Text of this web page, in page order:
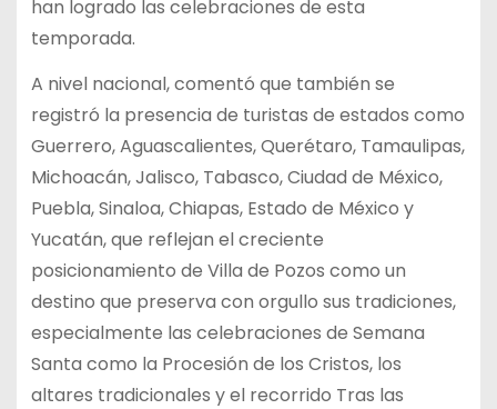
han logrado las celebraciones de esta
temporada.
A nivel nacional, comentó que también se
registró la presencia de turistas de estados como
Guerrero, Aguascalientes, Querétaro, Tamaulipas,
Michoacán, Jalisco, Tabasco, Ciudad de México,
Puebla, Sinaloa, Chiapas, Estado de México y
Yucatán, que reflejan el creciente
posicionamiento de Villa de Pozos como un
destino que preserva con orgullo sus tradiciones,
especialmente las celebraciones de Semana
Santa como la Procesión de los Cristos, los
altares tradicionales y el recorrido Tras las